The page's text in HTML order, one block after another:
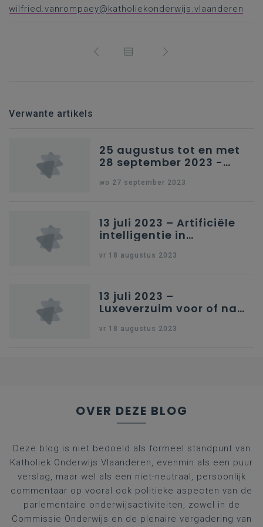
wilfried.vanrompaey@katholiekonderwijs.vlaanderen
Verwante artikels
25 augustus tot en met
28 september 2023 -
wo 27 september 2023
13 juli 2023 – Artificiële
intelligentie in
vr 18 augustus 2023
13 juli 2023 –
Luxeverzuim voor of na
vr 18 augustus 2023
OVER DEZE BLOG
Deze blog is niet bedoeld als formeel standpunt van
Katholiek Onderwijs Vlaanderen, evenmin als een puur
verslag, maar wel als een niet-neutraal, persoonlijk
commentaar op vooral ook politieke aspecten van de
parlementaire onderwijsactiviteiten, zowel in de
Commissie Onderwijs en de plenaire vergadering van